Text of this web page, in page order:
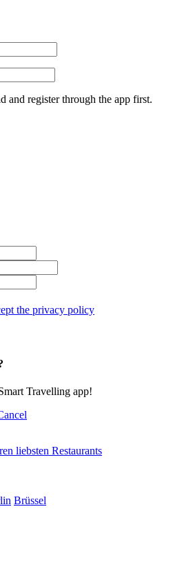
and register through the app first.
the privacy policy
Travelling app!
liebsten Restaurants
Brüssel